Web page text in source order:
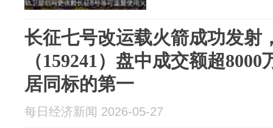
长征七号改运载火箭成功发射
（159241）盘中成交额超
居同标的第一
每日经济新闻 2026-05-27